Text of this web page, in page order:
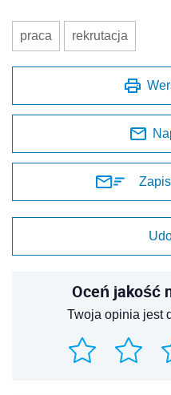
praca rekrutacja
Oceń jakość
Twoja opinia jest